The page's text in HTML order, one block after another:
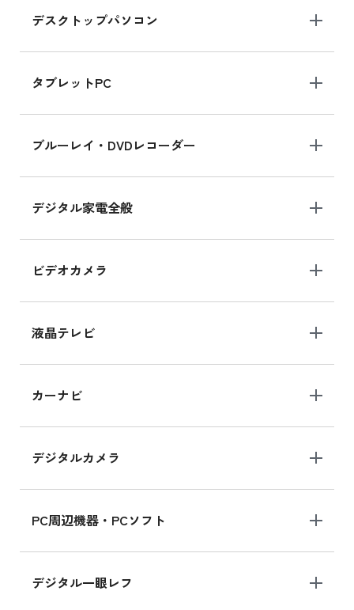
デスクトップパソコン
タブレットPC
ブルーレイ・DVDレコーダー
デジタル家電全般
ビデオカメラ
液晶テレビ
カーナビ
デジタルカメラ
PC周辺機器・PCソフト
デジタル一眼レフ
iPad mini シリーズ 2024
iPad mini 8.3インチ の新品買取価格
iPhone 16 シリーズ
iPhone 16 の新品買取価格
iPad Air 11インチ シリーズ
iPad Air 11インチ の新品買取価格
iPhone 15 128GB シリーズ
iPhone 15 128GB の新品買取価格
MK2K3J/Aの新品買取価格はこちら